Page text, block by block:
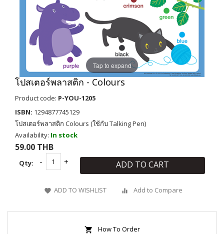
Tap to expand
โปสเตอร์พลาสติก - Colours
Product code: P-YOU-1205
ISBN: 1294877745129
โปสเตอร์พลาสติก Colours (ใช้กับ Talking Pen)
Availability: In stock
59.00 THB
Qty: ADD TO CART
ADD TO WISHLIST Add to Compare
How To Order